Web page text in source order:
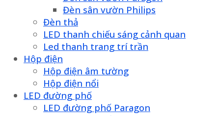
Đèn sân vườn Philips
Đèn thả
LED thanh chiếu sáng cảnh quan
Led thanh trang trí trần
Hộp điện
Hộp điện âm tường
Hộp điện nổi
LED đường phố
LED đường phố Paragon